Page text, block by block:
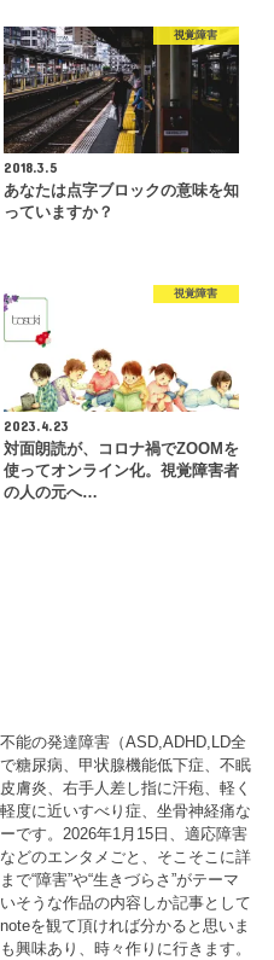
視覚障害
2018.3.5
あなたは点字ブロックの意味を知
っていますか？
視覚障害
2023.4.23
対面朗読が、コロナ禍でZOOMを
使ってオンライン化。視覚障害者
の人の元へ…
能の発達障害（ASD,ADHD,LD全
糖尿病、甲状腺機能低下症、不眠
膚炎、右手人差し指に汗疱、軽く
度に近いすべり症、坐骨神経痛な
です。2026年1月15日、適応障害
どのエンタメごと、そこそこに詳
で“障害”や“生きづらさ”がテーマ
そうな作品の内容しか記事として
を観て頂ければ分かると思いま
興味あり、時々作りに行きます。